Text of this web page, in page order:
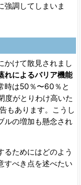
強調してしまいま
かけて散見されまし
れによるバリア機能
時は50％〜60％と
度がとりわけ高いた
もあります。こうし
ルの増加も懸念され
るためにはどのよう
すべき点を述べたい